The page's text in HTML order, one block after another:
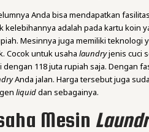
Anda bisa mendapatkan
kelebihannya adalah pada kartu koin
Mesinnya juga memiliki
Cocok untuk usahalaundryjenis cuci
dengan 118 juta rupiah saja. Dengan
Anda jalan. Harga tersebut juga
liquiddan sebagainya.
Mesin